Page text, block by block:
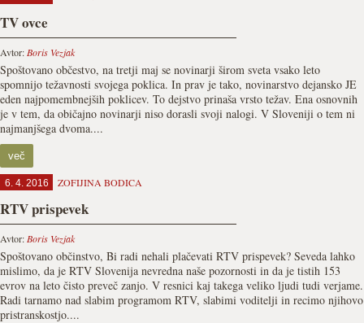
TV ovce
Avtor: Boris Vezjak
Spoštovano občestvo, na tretji maj se novinarji širom sveta vsako leto
spomnijo težavnosti svojega poklica. In prav je tako, novinarstvo dejansko JE
eden najpomembnejših poklicev. To dejstvo prinaša vrsto težav. Ena osnovnih
je v tem, da običajno novinarji niso dorasli svoji nalogi. V Sloveniji o tem ni
najmanjšega dvoma....
več
6. 4. 2016 ZOFIJINA BODICA
RTV prispevek
Avtor: Boris Vezjak
Spoštovano občinstvo, Bi radi nehali plačevati RTV prispevek? Seveda lahko
mislimo, da je RTV Slovenija nevredna naše pozornosti in da je tistih 153
evrov na leto čisto preveč zanjo. V resnici kaj takega veliko ljudi tudi verjame.
Radi tarnamo nad slabim programom RTV, slabimi voditelji in recimo njihovo
pristranskostjo....